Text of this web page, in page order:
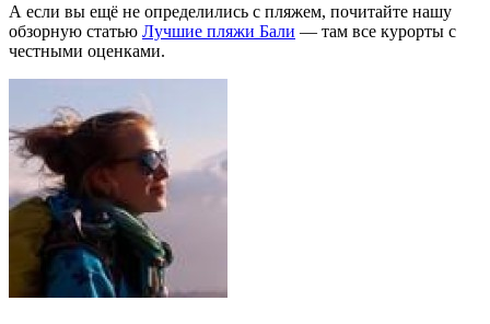
А если вы ещё не определились с пляжем, почитайте нашу
обзорную статью Лучшие пляжи Бали — там все курорты с
честными оценками.